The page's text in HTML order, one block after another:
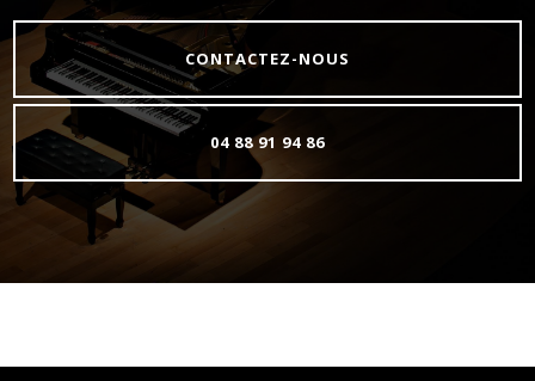
CONTACTEZ-NOUS
04 88 91 94 86